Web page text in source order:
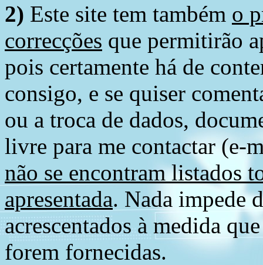
2) Este site tem também o
correcções que permitirão
pois certamente há de
consigo, e se quiser
ou a troca de dados,
livre para me contactar (e-
não se encontram listados
apresentada. Nada impede
acrescentados à medida
forem fornecidas.